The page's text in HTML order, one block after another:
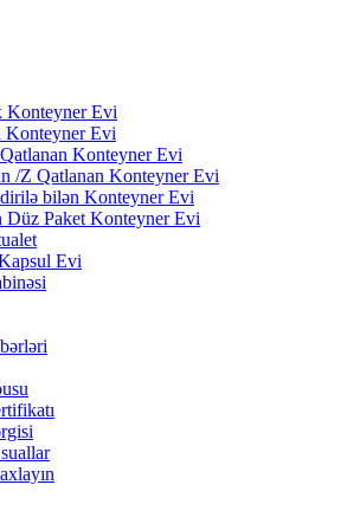
Konteyner Evi
Konteyner Evi
Konteyner Evi
/Z Qatlanan Konteyner Evi
bilən Konteyner Evi
Düz Paket Konteyner Evi
Evi